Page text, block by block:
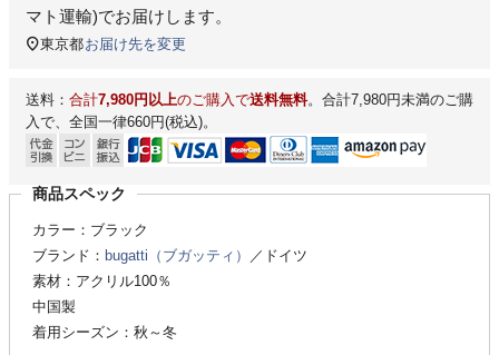
マト運輸)でお届けします。
東京都お届け先を変更
送料： 合計7,980円以上のご購入で送料無料。合計7,980円未満のご購
入で、全国一律660円(税込)。
商品スペック
カラー：ブラック
ブランド： bugatti（ブガッティ）
／ドイツ
素材：アクリル100％
中国製
着用シーズン：秋～冬